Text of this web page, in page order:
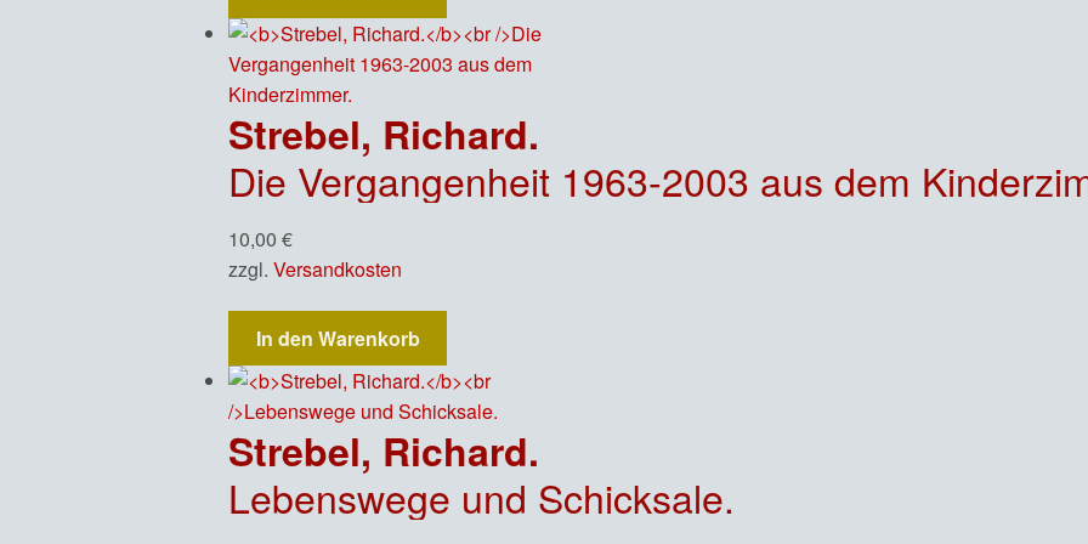
Strebel, Richard.
Die Vergangenheit 1963-2003 aus dem
10,00€
zzgl.Versandkosten
In den Warenkorb
Strebel, Richard.
Lebenswege und Schicksale.